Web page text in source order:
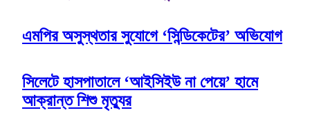
এমপির অসুস্থতার সুযোগে ‘সিন্ডিকেটের’ অভিযোগ
সিলেটে হাসপাতালে ‘আইসিইউ না পেয়ে’ হামে
আক্রান্ত শিশু মৃত্যুর